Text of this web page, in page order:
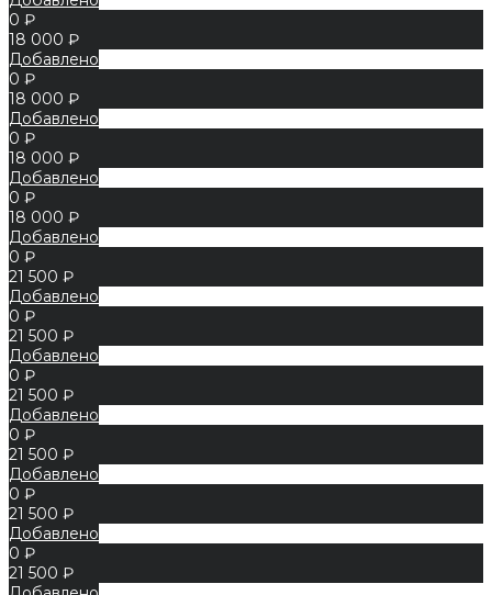
0 ₽
18 000 ₽
Добавлено
0 ₽
18 000 ₽
Добавлено
0 ₽
18 000 ₽
Добавлено
0 ₽
18 000 ₽
Добавлено
0 ₽
21 500 ₽
Добавлено
0 ₽
21 500 ₽
Добавлено
0 ₽
21 500 ₽
Добавлено
0 ₽
21 500 ₽
Добавлено
0 ₽
21 500 ₽
Добавлено
0 ₽
21 500 ₽